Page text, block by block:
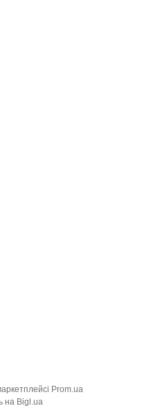
Prom.ua
на Bigl.ua